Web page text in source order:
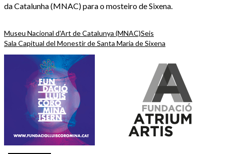
da Catalunha (MNAC) para o mosteiro de Sixena.
Museu Nacional d'Art de Catalunya (MNAC)Seis
Sala Capitual del Monestir de Santa Maria de Sixena